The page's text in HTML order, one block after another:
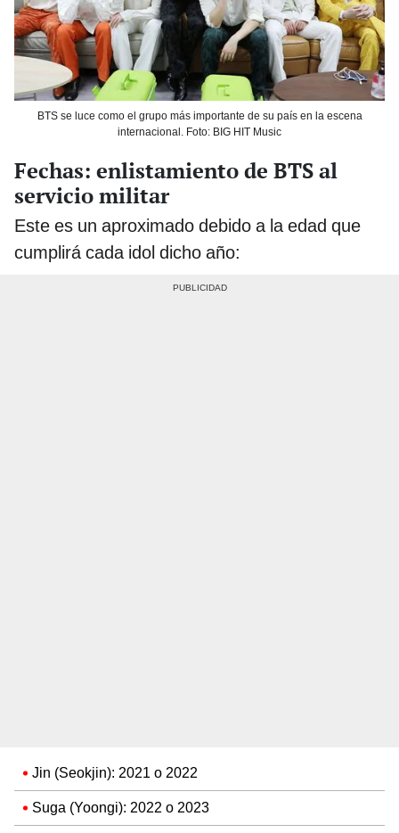
BTS se luce como el grupo más importante de su país en la escena
internacional. Foto: BIG HIT Music
Fechas: enlistamiento de BTS al
servicio militar
Este es un aproximado debido a la edad que
cumplirá cada idol dicho año:
Jin (Seokjin): 2021 o 2022
Suga (Yoongi): 2022 o 2023